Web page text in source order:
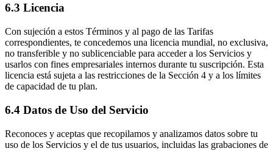
6.3 Licencia
Con sujeción a estos Términos y al pago de las Tarifas
correspondientes, te concedemos una licencia mundial, no exclusiva,
no transferible y no sublicenciable para acceder a los Servicios y
usarlos con fines empresariales internos durante tu suscripción. Esta
licencia está sujeta a las restricciones de la Sección 4 y a los límites
de capacidad de tu plan.
6.4 Datos de Uso del Servicio
Reconoces y aceptas que recopilamos y analizamos datos sobre tu
uso de los Servicios y el de tus usuarios, incluidas las grabaciones de